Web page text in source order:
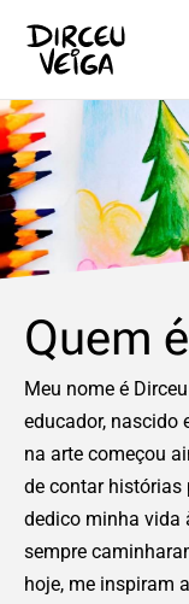
para
conteúdo
Quem
Meu nome é
educador, nascido
na arte começou
de contar histórias
dedico minha vida
sempre
hoje, me inspiram